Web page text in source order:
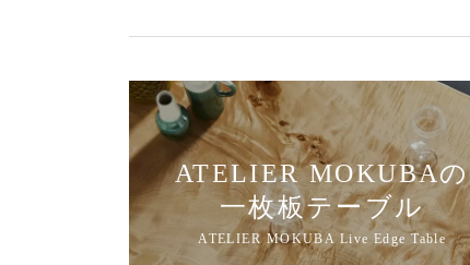
ATELIER MOKUBAの
一枚板テーブル